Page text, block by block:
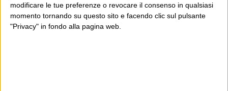
modificare le tue preferenze o revocare il consenso in qualsiasi
momento tornando su questo sito e facendo clic sul pulsante
"Privacy" in fondo alla pagina web.